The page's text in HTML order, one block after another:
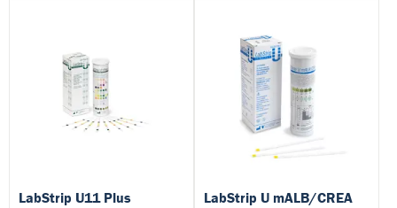
LabStrip U11 Plus LabStrip U mALB/CREA